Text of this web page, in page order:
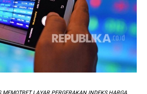
MEMOTRET LAYAR PERGERAKAN INDEKS HARGA